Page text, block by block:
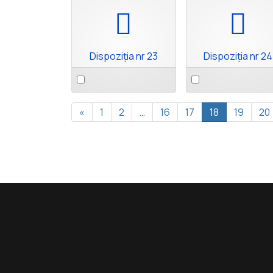
Dispoziția nr 23
Select
an
item
Dispoziția nr 24
Select
an
item
« 1 2 … 16 17 18 19 20